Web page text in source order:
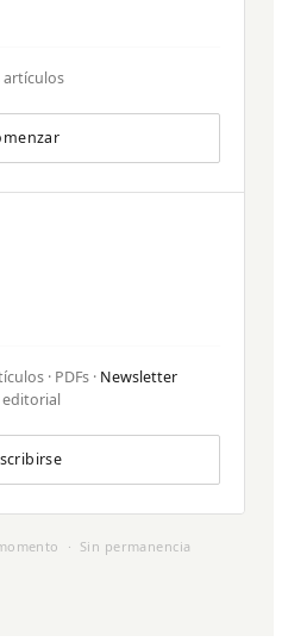
artículos
· PDFs · Newsletter
editorial
· Sin permanencia